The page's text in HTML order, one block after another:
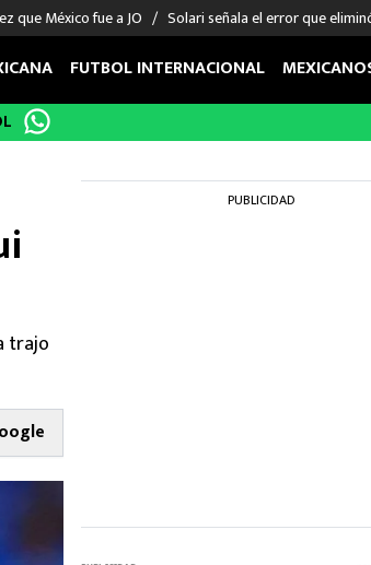
que México fue a JO Solari señala el error que
DEPORTES
Boxeo
NBA
Más deportes
FUTBOL INTERNACIONAL
trajo
PUBLICIDAD